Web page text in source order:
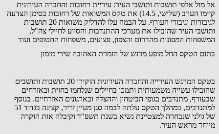
אל מול אלפי תושבות ותושבי העיר: עיריית רחובות והחברה העירונית
קיימו הערב (שלישי, 14.5) את טקס המשואות של רחובות בסימן הצדעה
לגיבורות וגיבורי העורף. על הבמה עלו להדליק משואות 20 תושבות
ותושבי העיר שהובילו את מערכי ההתנדבות והסיוע לחיילי צה"ל,
המשפחות המפונות מהדרום והצפון, פצועים, משפחות החטופים ועוד
בתום הטקס החל מופע מרגש של הזמרת האהובה שירי מימון
בטקס המרגש העירייה והחברה העירונית הוקירו 20 תושבות ותושבים
שהובילו עשייה משמעותית ותמכו בחיילים שנלחמו בחזית ובאזרחים
שבעורף, מתנדבים בגופי הביטחון וההצלה ובארגונים האזרחיים. בנוסף
למתנדבים, במהלך הטקס עלתה לבמה סגן מעיין זריר, קצינה בגדוד 51
של גולני שנבחרה למצטיינת נשיא בשנת תשפ"ד וקיבלה אות הוקרה
מיוחד מראש העיר.